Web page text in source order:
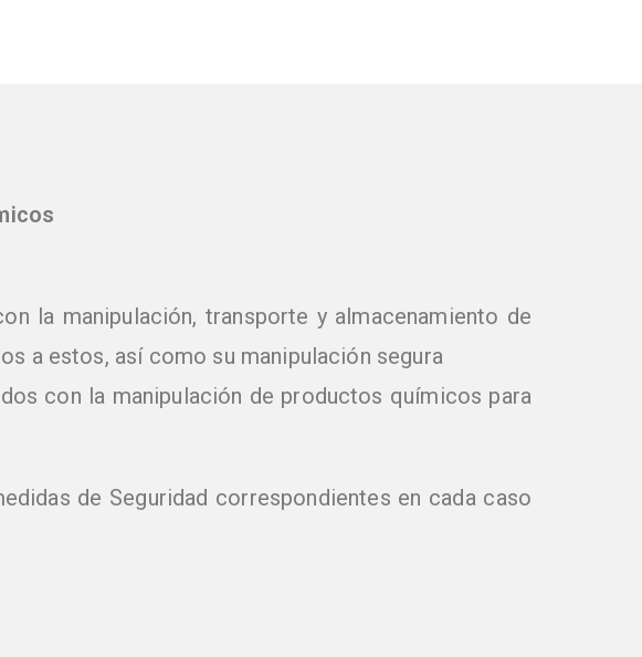
la manipulación, transporte y almacenamiento de
a estos, así como su manipulación segura
con la manipulación de productos químicos para
de Seguridad correspondientes en cada caso